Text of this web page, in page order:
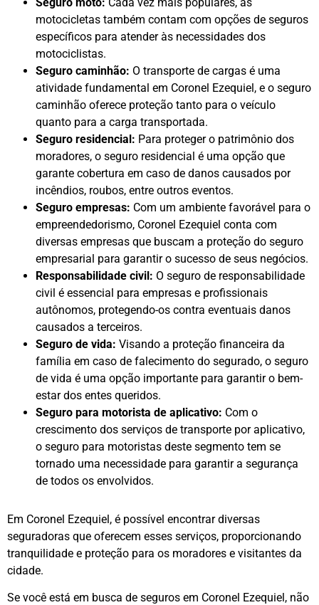
motocicletas também contam com opções de seguros
específicos para atender às necessidades dos
motociclistas.
Seguro caminhão: O transporte de cargas é uma
atividade fundamental em Coronel Ezequiel, e o seguro
caminhão oferece proteção tanto para o veículo
quanto para a carga transportada.
Seguro residencial: Para proteger o patrimônio dos
moradores, o seguro residencial é uma opção que
garante cobertura em caso de danos causados por
incêndios, roubos, entre outros eventos.
Seguro empresas: Com um ambiente favorável para o
empreendedorismo, Coronel Ezequiel conta com
diversas empresas que buscam a proteção do seguro
empresarial para garantir o sucesso de seus negócios.
Responsabilidade civil: O seguro de responsabilidade
civil é essencial para empresas e profissionais
autônomos, protegendo-os contra eventuais danos
causados a terceiros.
Seguro de vida: Visando a proteção financeira da
família em caso de falecimento do segurado, o seguro
de vida é uma opção importante para garantir o bem-
estar dos entes queridos.
Seguro para motorista de aplicativo: Com o
crescimento dos serviços de transporte por aplicativo,
o seguro para motoristas deste segmento tem se
tornado uma necessidade para garantir a segurança
de todos os envolvidos.
Em Coronel Ezequiel, é possível encontrar diversas
seguradoras que oferecem esses serviços, proporcionando
tranquilidade e proteção para os moradores e visitantes da
cidade.
Se você está em busca de seguros em Coronel Ezequiel, não